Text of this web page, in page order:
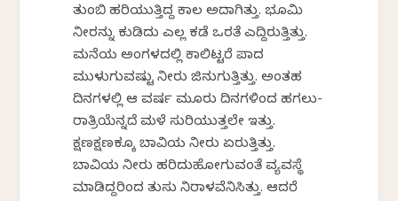
ತುಂಬಿ ಹರಿಯುತ್ತಿದ್ದ ಕಾಲ ಅದಾಗಿತ್ತು. ಭೂಮಿ
ನೀರನ್ನು ಕುಡಿದು ಎಲ್ಲ ಕಡೆ ಒರತೆ ಎದ್ದಿರುತ್ತಿತ್ತು.
ಮನೆಯ ಅಂಗಳದಲ್ಲಿ ಕಾಲಿಟ್ಟರೆ ಪಾದ
ಮುಳುಗುವಷ್ಟು ನೀರು ಜಿನುಗುತ್ತಿತ್ತು. ಅಂತಹ
ದಿನಗಳಲ್ಲಿ ಆ ವರ್ಷ ಮೂರು ದಿನಗಳಿಂದ ಹಗಲು-
ರಾತ್ರಿಯೆನ್ನದೆ ಮಳೆ ಸುರಿಯುತ್ತಲೇ ಇತ್ತು.
ಕ್ಷಣಕ್ಷಣಕ್ಕೂ ಬಾವಿಯ ನೀರು ಏರುತ್ತಿತ್ತು.
ಬಾವಿಯ ನೀರು ಹರಿದುಹೋಗುವಂತೆ ವ್ಯವಸ್ಥೆ
ಮಾಡಿದ್ದರಿಂದ ತುಸು ನಿರಾಳವೆನಿಸಿತ್ತು. ಆದರೆ